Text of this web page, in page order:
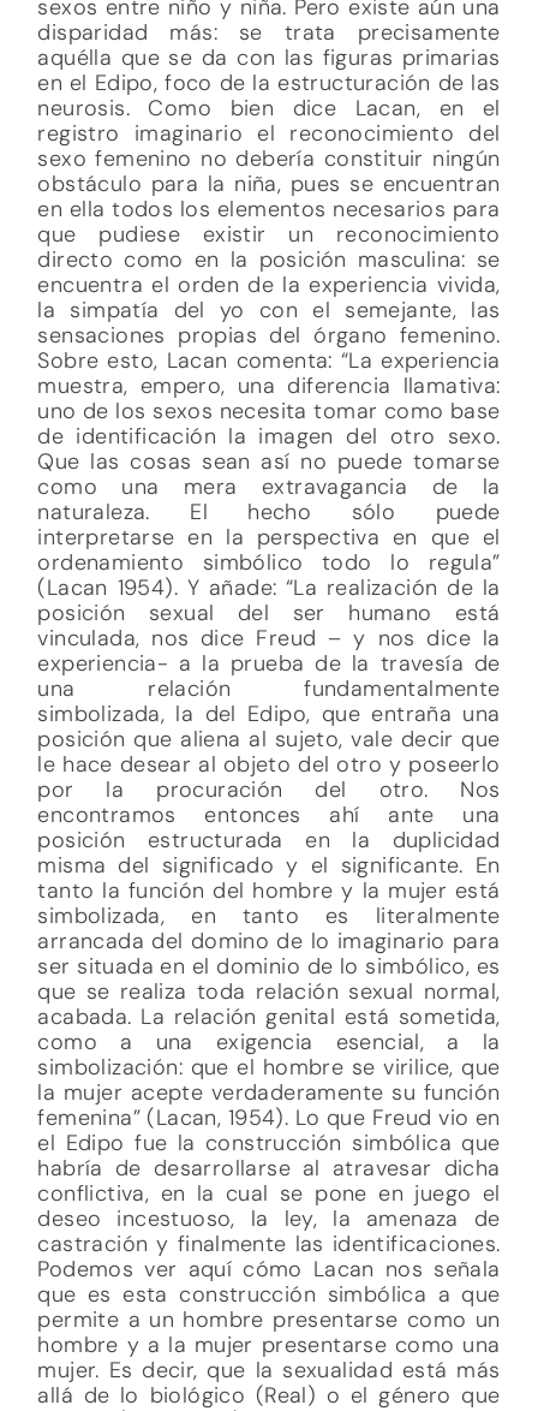
sexos entre niño y niña. Pero existe aún una
disparidad más: se trata precisamente
aquélla que se da con las figuras primarias
en el Edipo, foco de la estructuración de las
neurosis. Como bien dice Lacan, en el
registro imaginario el reconocimiento del
sexo femenino no debería constituir ningún
obstáculo para la niña, pues se encuentran
en ella todos los elementos necesarios para
que pudiese existir un reconocimiento
directo como en la posición masculina: se
encuentra el orden de la experiencia vivida,
la simpatía del yo con el semejante, las
sensaciones propias del órgano femenino.
Sobre esto, Lacan comenta: “La experiencia
muestra, empero, una diferencia llamativa:
uno de los sexos necesita tomar como base
de identificación la imagen del otro sexo.
Que las cosas sean así no puede tomarse
como una mera extravagancia de la
naturaleza. El hecho sólo puede
interpretarse en la perspectiva en que el
ordenamiento simbólico todo lo regula”
(Lacan 1954). Y añade: “La realización de la
posición sexual del ser humano está
vinculada, nos dice Freud – y nos dice la
experiencia- a la prueba de la travesía de
una relación fundamentalmente
simbolizada, la del Edipo, que entraña una
posición que aliena al sujeto, vale decir que
le hace desear al objeto del otro y poseerlo
por la procuración del otro. Nos
encontramos entonces ahí ante una
posición estructurada en la duplicidad
misma del significado y el significante. En
tanto la función del hombre y la mujer está
simbolizada, en tanto es literalmente
arrancada del domino de lo imaginario para
ser situada en el dominio de lo simbólico, es
que se realiza toda relación sexual normal,
acabada. La relación genital está sometida,
como a una exigencia esencial, a la
simbolización: que el hombre se virilice, que
la mujer acepte verdaderamente su función
femenina” (Lacan, 1954). Lo que Freud vio en
el Edipo fue la construcción simbólica que
habría de desarrollarse al atravesar dicha
conflictiva, en la cual se pone en juego el
deseo incestuoso, la ley, la amenaza de
castración y finalmente las identificaciones.
Podemos ver aquí cómo Lacan nos señala
que es esta construcción simbólica a que
permite a un hombre presentarse como un
hombre y a la mujer presentarse como una
mujer. Es decir, que la sexualidad está más
allá de lo biológico (Real) o el género que